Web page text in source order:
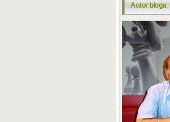
Autor bloga